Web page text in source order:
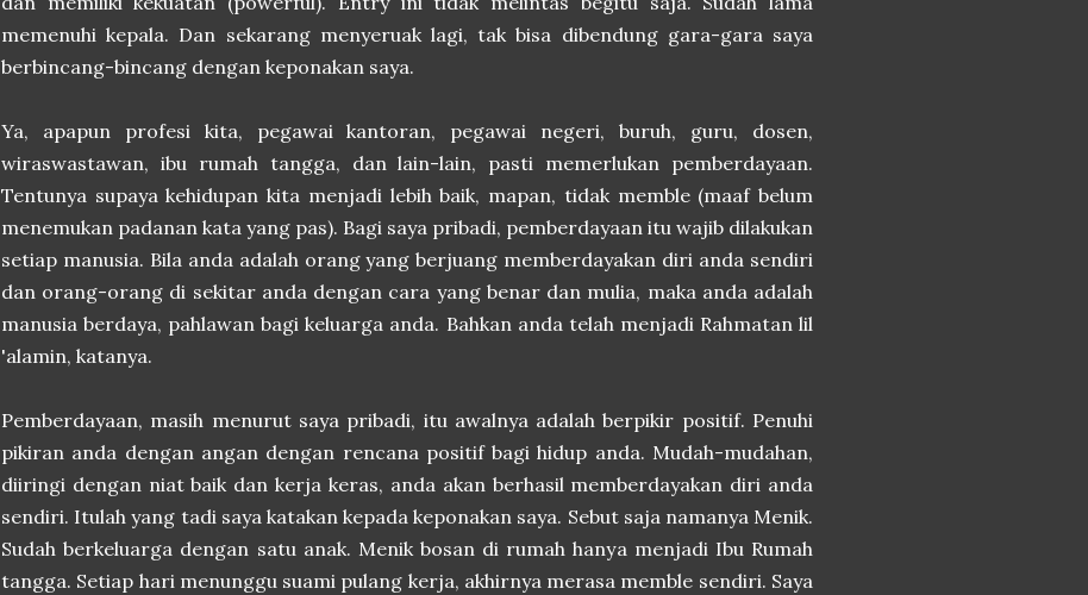
memenuhi kepala. Dan sekarang menyeruak lagi, tak bisa dibendung gara-gara saya
berbincang-bincang dengan keponakan saya.
Ya, apapun profesi kita, pegawai kantoran, pegawai negeri, buruh, guru, dosen,
wiraswastawan, ibu rumah tangga, dan lain-lain, pasti memerlukan pemberdayaan.
Tentunya supaya kehidupan kita menjadi lebih baik, mapan, tidak memble (maaf belum
menemukan padanan kata yang pas). Bagi saya pribadi, pemberdayaan itu wajib dilakukan
setiap manusia. Bila anda adalah orang yang berjuang memberdayakan diri anda sendiri
dan orang-orang di sekitar anda dengan cara yang benar dan mulia, maka anda adalah
manusia berdaya, pahlawan bagi keluarga anda. Bahkan anda telah menjadi Rahmatan lil
'alamin, katanya.
Pemberdayaan, masih menurut saya pribadi, itu awalnya adalah berpikir positif. Penuhi
pikiran anda dengan angan dengan rencana positif bagi hidup anda. Mudah-mudahan,
diiringi dengan niat baik dan kerja keras, anda akan berhasil memberdayakan diri anda
sendiri. Itulah yang tadi saya katakan kepada keponakan saya. Sebut saja namanya Menik.
Sudah berkeluarga dengan satu anak. Menik bosan di rumah hanya menjadi Ibu Rumah
tangga. Setiap hari menunggu suami pulang kerja, akhirnya merasa memble sendiri. Saya